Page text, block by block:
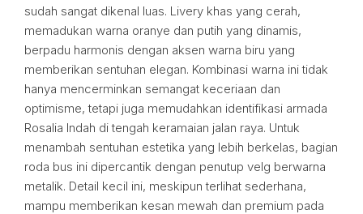
sudah sangat dikenal luas. Livery khas yang cerah,
memadukan warna oranye dan putih yang dinamis,
berpadu harmonis dengan aksen warna biru yang
memberikan sentuhan elegan. Kombinasi warna ini tidak
hanya mencerminkan semangat keceriaan dan
optimisme, tetapi juga memudahkan identifikasi armada
Rosalia Indah di tengah keramaian jalan raya. Untuk
menambah sentuhan estetika yang lebih berkelas, bagian
roda bus ini dipercantik dengan penutup velg berwarna
metalik. Detail kecil ini, meskipun terlihat sederhana,
mampu memberikan kesan mewah dan premium pada